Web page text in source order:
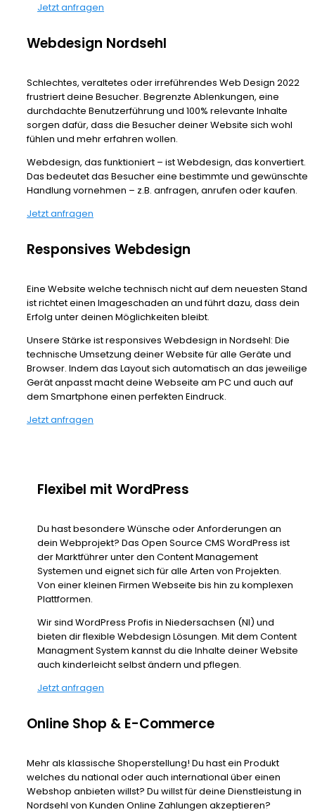
Jetzt anfragen
Webdesign Nordsehl
Schlechtes, veraltetes oder irreführendes Web Design 2022
frustriert deine Besucher. Begrenzte Ablenkungen, eine
durchdachte Benutzerführung und 100% relevante Inhalte
sorgen dafür, dass die Besucher deiner Website sich wohl
fühlen und mehr erfahren wollen.
Webdesign, das funktioniert – ist Webdesign, das konvertiert.
Das bedeutet das Besucher eine bestimmte und gewünschte
Handlung vornehmen – z.B. anfragen, anrufen oder kaufen.
Jetzt anfragen
Responsives Webdesign
Eine Website welche technisch nicht auf dem neuesten Stand
ist richtet einen Imageschaden an und führt dazu, dass dein
Erfolg unter deinen Möglichkeiten bleibt.
Unsere Stärke ist responsives Webdesign in Nordsehl: Die
technische Umsetzung deiner Website für alle Geräte und
Browser. Indem das Layout sich automatisch an das jeweilige
Gerät anpasst macht deine Webseite am PC und auch auf
dem Smartphone einen perfekten Eindruck.
Jetzt anfragen
Flexibel mit WordPress
Du hast besondere Wünsche oder Anforderungen an
dein Webprojekt? Das Open Source CMS WordPress ist
der Marktführer unter den Content Management
Systemen und eignet sich für alle Arten von Projekten.
Von einer kleinen Firmen Webseite bis hin zu komplexen
Plattformen.
Wir sind WordPress Profis in Niedersachsen (NI) und
bieten dir flexible Webdesign Lösungen. Mit dem Content
Managment System kannst du die Inhalte deiner Website
auch kinderleicht selbst ändern und pflegen.
Jetzt anfragen
Online Shop & E-Commerce
Mehr als klassische Shoperstellung! Du hast ein Produkt
welches du national oder auch international über einen
Webshop anbieten willst? Du willst für deine Dienstleistung in
Nordsehl von Kunden Online Zahlungen akzeptieren?